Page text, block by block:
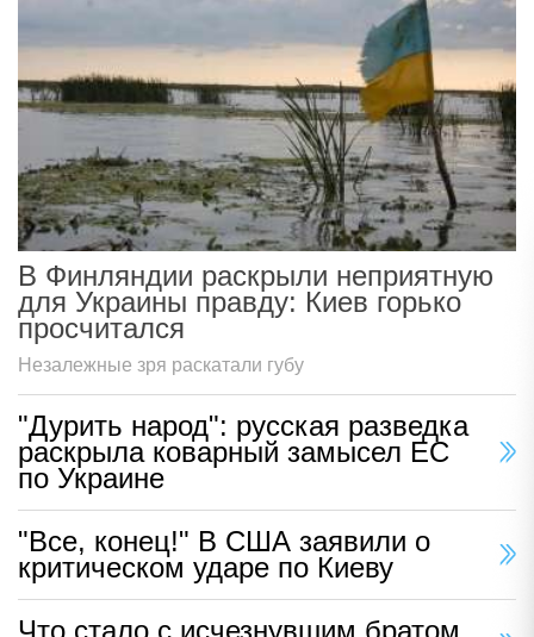
В Финляндии раскрыли неприятную
для Украины правду: Киев горько
просчитался
Незалежные зря раскатали губу
"Дурить народ": русская разведка
раскрыла коварный замысел ЕС
по Украине
"Все, конец!" В США заявили о
критическом ударе по Киеву